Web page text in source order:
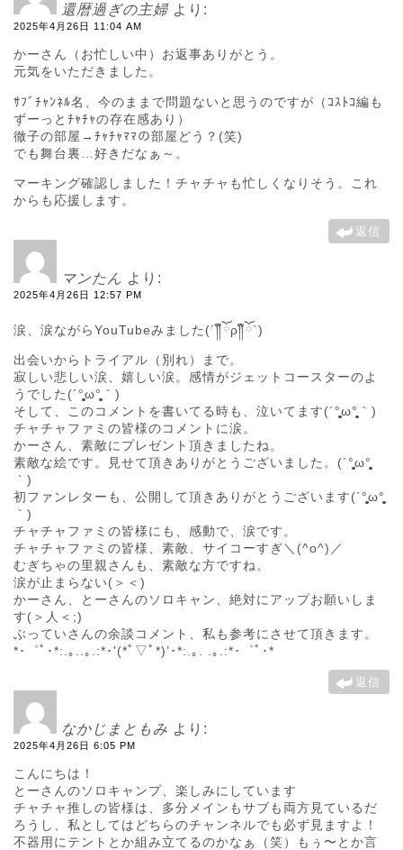
還暦過ぎの主婦 より:
2025年4月26日 11:04 AM
かーさん（お忙しい中）お返事ありがとう。
元気をいただきました。
ｻﾌﾞﾁｬﾝﾈﾙ名、今のままで問題ないと思うのですが（ｺｽﾄｺ編も
ずーっとﾁｬﾁｬの存在感あり）
徹子の部屋→ﾁｬﾁｬﾏﾏの部屋どう？(笑)
でも舞台裏…好きだなぁ～。
マーキング確認しました！チャチャも忙しくなりそう。これ
からも応援します。
返信
マンたん より:
2025年4月26日 12:57 PM
涙、涙ながらYouTubeみました(´༎ຶོρ༎ຶོ`)
出会いからトライアル（別れ）まで。
寂しい悲しい涙、嬉しい涙。感情がジェットコースターのよ
うでした(´°̥̥̥̥̥̥̥̥ω°̥̥̥̥̥̥̥̥｀)
そして、このコメントを書いてる時も、泣いてます(´°̥̥̥̥̥̥̥̥ω°̥̥̥̥̥̥̥̥｀)
チャチャファミの皆様のコメントに涙。
かーさん、素敵にプレゼント頂きましたね。
素敵な絵です。見せて頂きありがとうございました。(´°̥̥̥̥̥̥̥̥ω°̥̥̥̥̥̥̥̥
｀)
初ファンレターも、公開して頂きありがとうございます(´°̥̥̥̥̥̥̥̥ω°̥̥̥̥̥̥̥̥
｀)
チャチャファミの皆様にも、感動で、涙です。
チャチャファミの皆様、素敵、サイコーすぎ＼(^o^)／
むぎちゃの里親さんも、素敵な方ですね。
涙が止まらない(＞＜)
かーさん、とーさんのソロキャン、絶対にアップお願いしま
す(＞人＜;)
ぶっていさんの余談コメント、私も参考にさせて頂きます。
*･゜ﾟ･*:.｡..｡.:*･'(*ﾟ▽ﾟ*)’･*:.｡. .｡.:*･゜ﾟ･*
返信
なかじまともみ より:
2025年4月26日 6:05 PM
こんにちは！
とーさんのソロキャンプ、楽しみにしています
チャチャ推しの皆様は、多分メインもサブも両方見ているだ
ろうし、私としてはどちらのチャンネルでも必ず見ますよ！
不器用にテントとか組み立てるのかなぁ（笑）もぅ〜とか言